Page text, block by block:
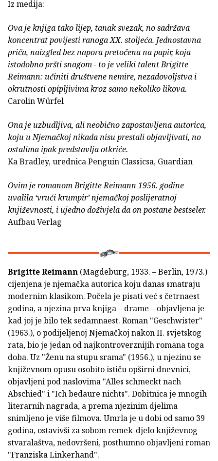
Iz medija:
Ova je knjiga tako lijep, tanak svezak, no sadržava
koncentrat povijesti ranoga XX. stoljeća. Jednostavna
priča, naizgled bez napora pretočena na papir, koja
istodobno pršti snagom - to je veliki talent Brigitte
Reimann: učiniti društvene nemire, nezadovoljstva i
okrutnosti opipljivima kroz samo nekoliko likova.
Carolin Würfel
Ona je uzbudljiva, ali neobično zapostavljena autorica,
koju u Njemačkoj nikada nisu prestali objavljivati, no
ostalima ipak predstavlja otkriće.
Ka Bradley, urednica Penguin Classicsa, Guardian
Ovim je romanom Brigitte Reimann 1956. godine
uvalila ‘vrući krumpir’ njemačkoj poslijeratnoj
književnosti, i ujedno doživjela da on postane bestseler.
Aufbau Verlag
Brigitte Reimann (Magdeburg, 1933. – Berlin, 1973.)
cijenjena je njemačka autorica koju danas smatraju
modernim klasikom. Počela je pisati već s četrnaest
godina, a njezina prva knjiga – drame – objavljena je
kad joj je bilo tek sedamnaest. Roman "Geschwister"
(1963.), o podijeljenoj Njemačkoj nakon II. svjetskog
rata, bio je jedan od najkontroverznijih romana toga
doba. Uz "Ženu na stupu srama" (1956.), u njezinu se
književnom opusu osobito ističu opširni dnevnici,
objavljeni pod naslovima "Alles schmeckt nach
Abschied" i "Ich bedaure nichts". Dobitnica je mnogih
literarnih nagrada, a prema njezinim djelima
snimljeno je više filmova. Umrla je u dobi od samo 39
godina, ostavivši za sobom remek-djelo književnog
stvaralaštva, nedovršeni, posthumno objavljeni roman
"Franziska Linkerhand".